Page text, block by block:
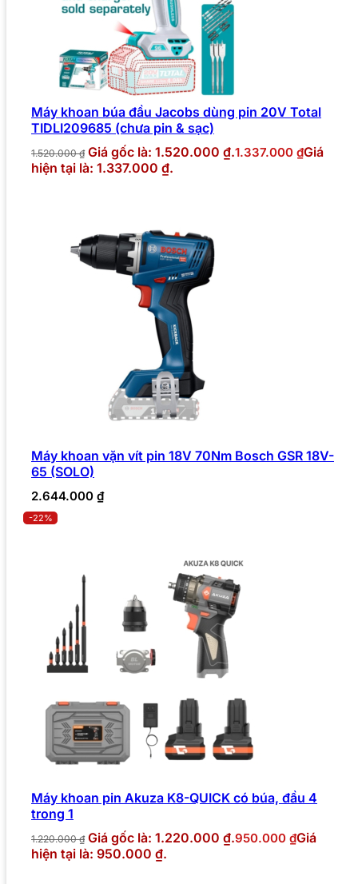
Máy khoan búa đầu Jacobs dùng pin 20V Total
TIDLI209685 (chưa pin & sạc)
1.520.000₫ Giá gốc là: 1.520.000 ₫.1.337.000 ₫Giá
hiện tại là: 1.337.000 ₫.
Máy khoan vặn vít pin 18V 70Nm Bosch GSR 18V-
65 (SOLO)
2.644.000 ₫
-22%
Máy khoan pin Akuza K8-QUICK có búa, đầu 4
trong 1
1.220.000₫ Giá gốc là: 1.220.000 ₫.950.000 ₫Giá
hiện tại là: 950.000 ₫.